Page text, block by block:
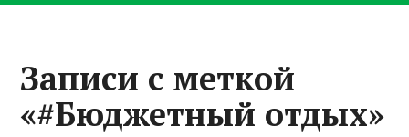
Записи с меткой
«#Бюджетный отдых»